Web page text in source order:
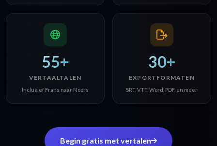
55+
VERTAALTALEN
Inclusief Frans naar Noors
30+
EXPORTFORMATEN
SRT, VTT, Word, PDF, en meer
Begin gratis met vertalen